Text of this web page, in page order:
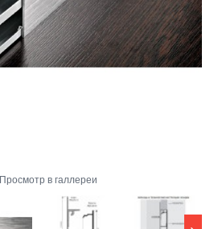
Просмотр в галлереи